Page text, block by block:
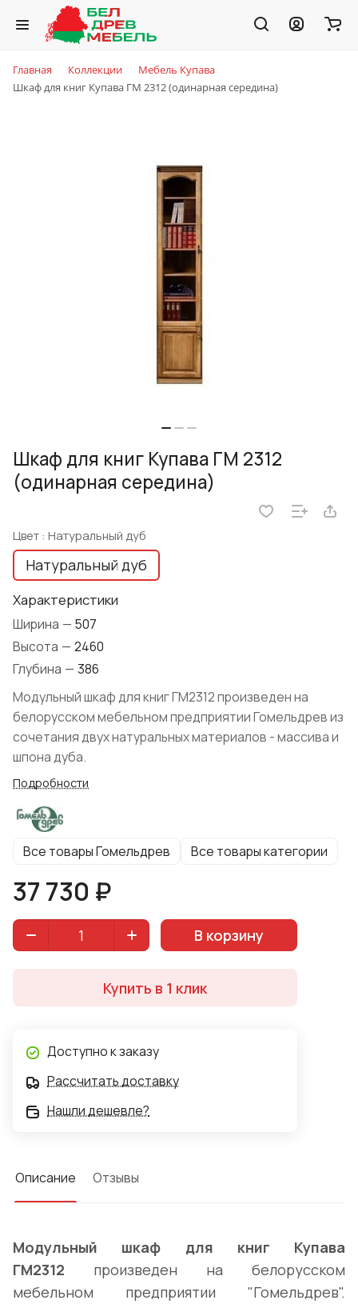
Главная Коллекции
Мебель Купава
Шкаф для книг Купава ГМ 2312 (одинарная середина)
Шкаф для книг Купава ГМ 2312
(одинарная середина)
Цвет : Натуральный дуб
Натуральный дуб
Характеристики
Ширина — 507
Высота — 2460
Глубина — 386
Модульный шкаф для книг ГМ2312 произведен на
белорусском мебельном предприятии Гомельдрев из
сочетания двух натуральных материалов - массива и
шпона дуба.
Подробности
Все товары Гомельдрев Все товары категории
37 730 ₽
В корзину
Купить в 1 клик
Доступно к заказу
Рассчитать доставку
Нашли дешевле?
Описание Отзывы
Модульный шкаф для книг Купава
ГМ2312 произведен на белорусском
мебельном предприятии "Гомельдрев".